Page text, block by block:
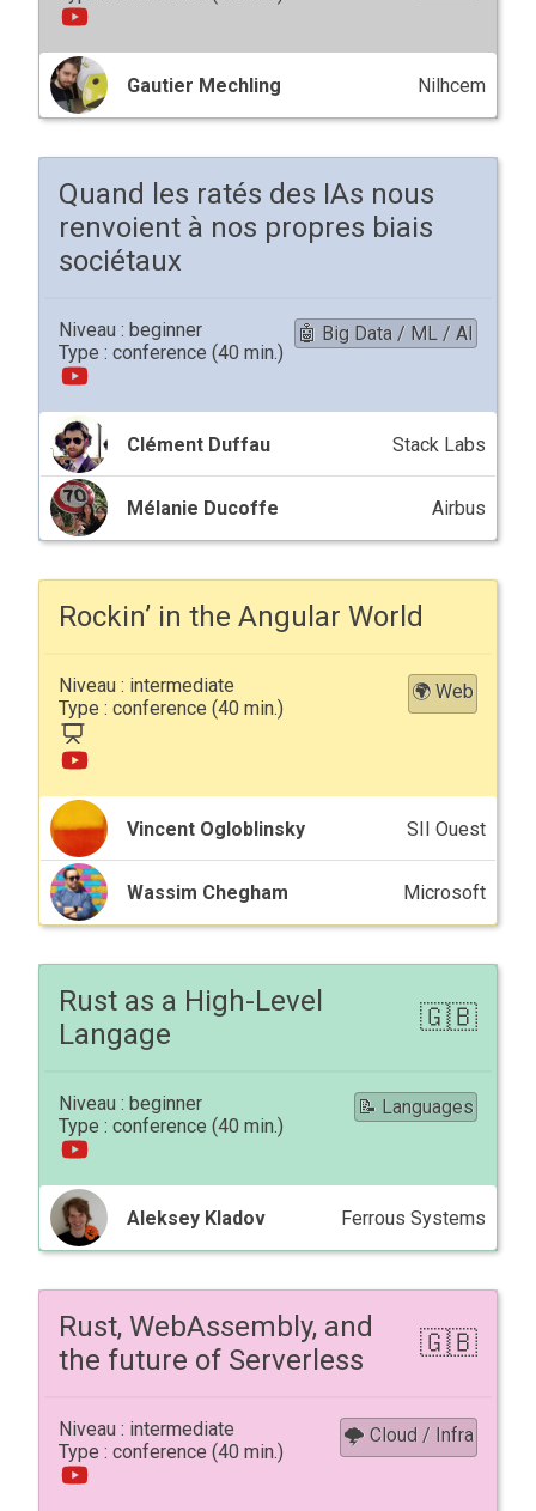
Gautier Mechling Nilhcem
Quand les ratés des IAs nous
renvoient à nos propres biais
sociétaux
🤖 Big Data / ML / AI
beginner
conference
Clément Duffau Stack Labs
Mélanie Ducoffe Airbus
Rockin’ in the Angular World
🌍 Web
intermediate
conference
Vincent Ogloblinsky SII Ouest
Wassim Chegham Microsoft
Rust as a High-Level
Langage
📝 Languages
beginner
conference
Aleksey Kladov Ferrous Systems
Rust, WebAssembly, and
the future of Serverless
🌩 Cloud / Infra
intermediate
conference